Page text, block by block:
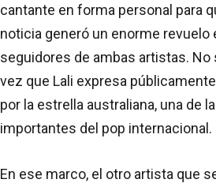
cantante en forma personal para
noticia generó un enorme revuelo
seguidores de ambas artistas. No
vez que Lali expresa
por la estrella australiana, una de
importantes del pop internacional.
En ese marco, el otro artista que